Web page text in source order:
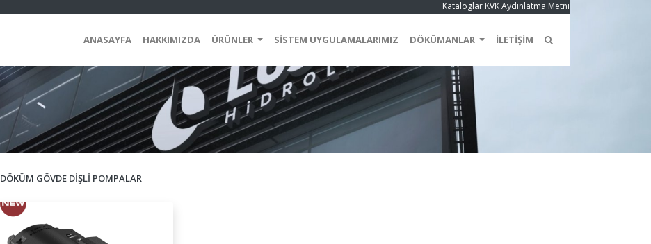
Kataloglar KVK Aydınlatma Metni
ANASAYFA HAKKIMIZDA ÜRÜNLER SİSTEM UYGULAMALARIMIZ DÖKÜMANLAR İLETİŞİM
DÖKÜM GÖVDE DİŞLİ POMPALAR